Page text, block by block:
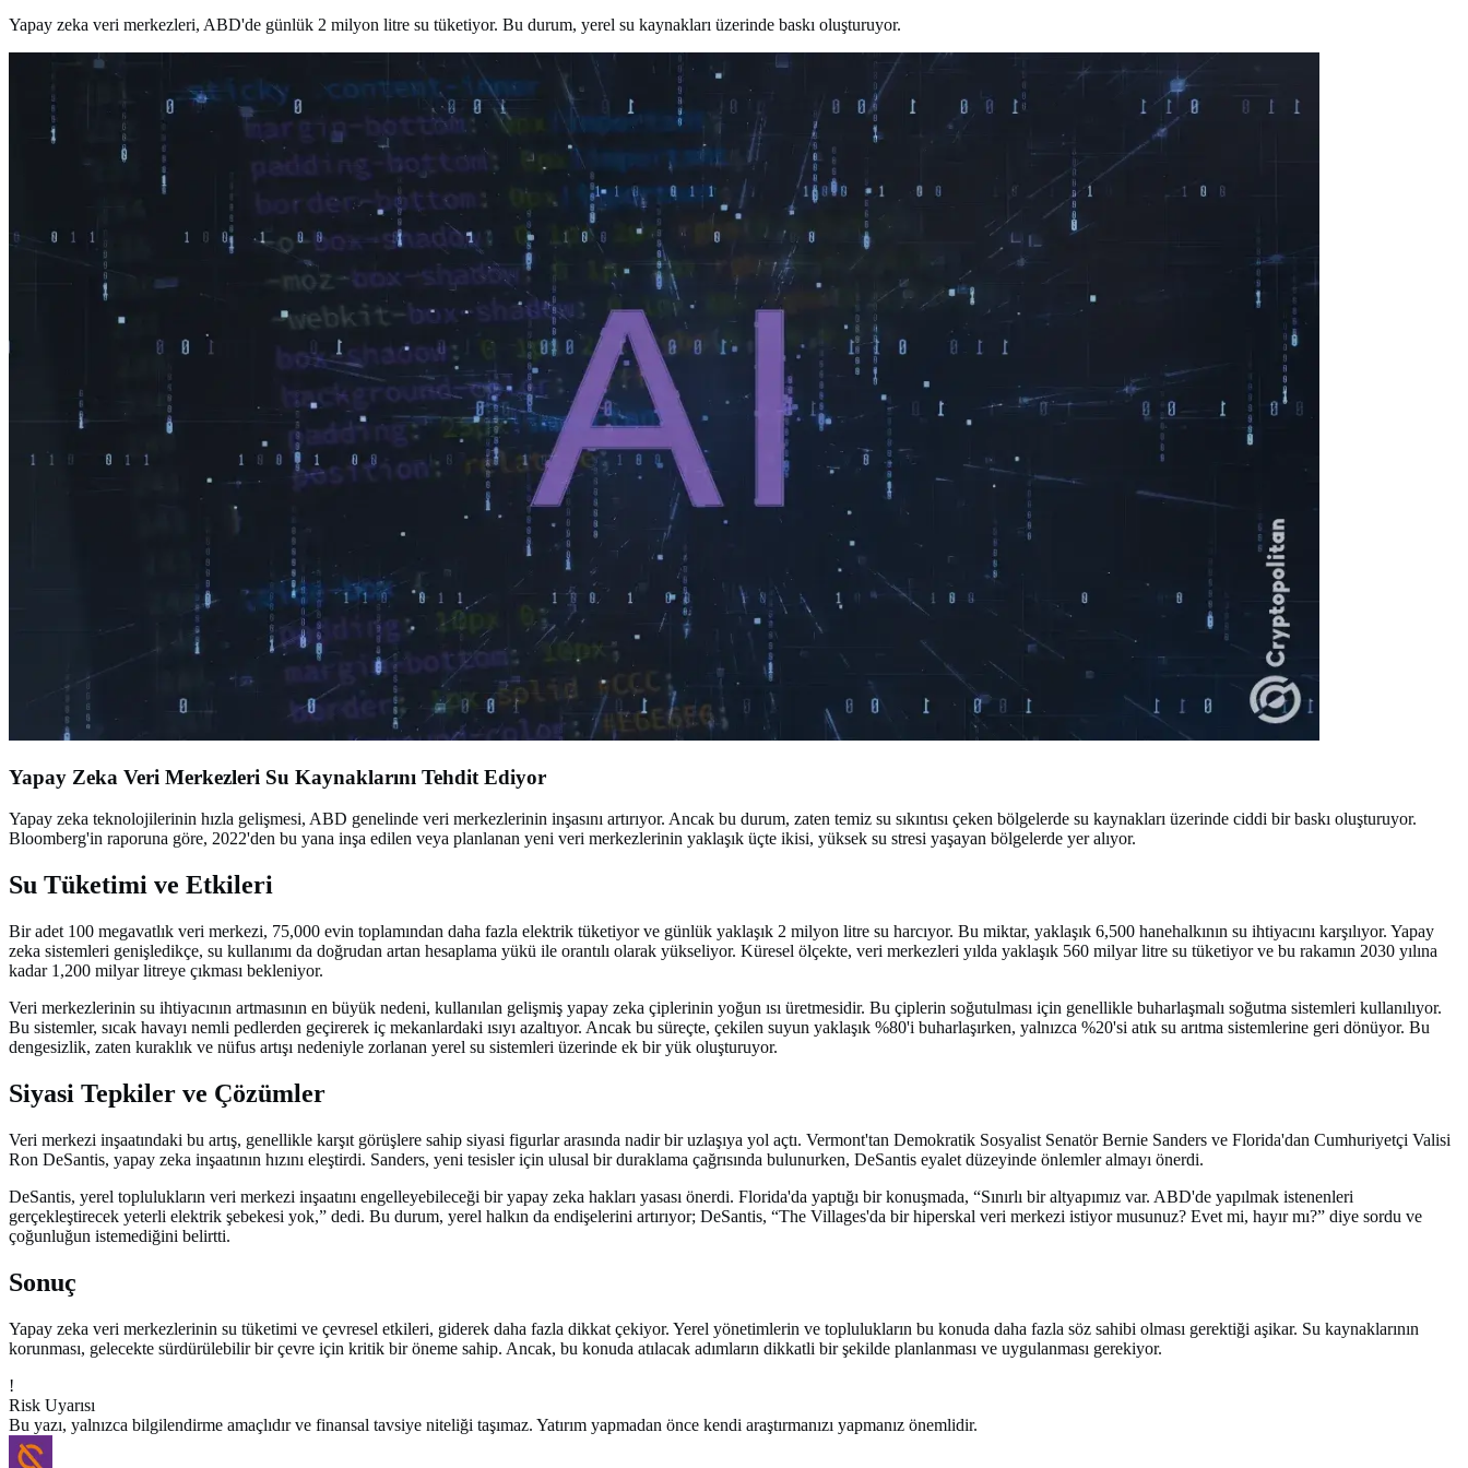
Yapay zeka veri merkezleri, ABD'de günlük 2 milyon litre su tüketiyor. Bu durum, yerel su kaynakları üzerinde baskı oluşturuyor.
Yapay Zeka Veri Merkezleri Su Kaynaklarını Tehdit Ediyor
Yapay zeka teknolojilerinin hızla gelişmesi, ABD genelinde veri merkezlerinin inşasını artırıyor. Ancak bu durum, zaten temiz su sıkıntısı çeken bölgelerde su kaynakları üzerinde ciddi bir baskı oluşturuyor.
Bloomberg'in raporuna göre, 2022'den bu yana inşa edilen veya planlanan yeni veri merkezlerinin yaklaşık üçte ikisi, yüksek su stresi yaşayan bölgelerde yer alıyor.
Su Tüketimi ve Etkileri
Bir adet 100 megavatlık veri merkezi, 75,000 evin toplamından daha fazla elektrik tüketiyor ve günlük yaklaşık 2 milyon litre su harcıyor. Bu miktar, yaklaşık 6,500 hanehalkının su ihtiyacını karşılıyor. Yapay
zeka sistemleri genişledikçe, su kullanımı da doğrudan artan hesaplama yükü ile orantılı olarak yükseliyor. Küresel ölçekte, veri merkezleri yılda yaklaşık 560 milyar litre su tüketiyor ve bu rakamın 2030 yılına
kadar 1,200 milyar litreye çıkması bekleniyor.
Veri merkezlerinin su ihtiyacının artmasının en büyük nedeni, kullanılan gelişmiş yapay zeka çiplerinin yoğun ısı üretmesidir. Bu çiplerin soğutulması için genellikle buharlaşmalı soğutma sistemleri kullanılıyor.
Bu sistemler, sıcak havayı nemli pedlerden geçirerek iç mekanlardaki ısıyı azaltıyor. Ancak bu süreçte, çekilen suyun yaklaşık %80'i buharlaşırken, yalnızca %20'si atık su arıtma sistemlerine geri dönüyor. Bu
dengesizlik, zaten kuraklık ve nüfus artışı nedeniyle zorlanan yerel su sistemleri üzerinde ek bir yük oluşturuyor.
Siyasi Tepkiler ve Çözümler
Veri merkezi inşaatındaki bu artış, genellikle karşıt görüşlere sahip siyasi figurlar arasında nadir bir uzlaşıya yol açtı. Vermont'tan Demokratik Sosyalist Senatör Bernie Sanders ve Florida'dan Cumhuriyetçi Valisi
Ron DeSantis, yapay zeka inşaatının hızını eleştirdi. Sanders, yeni tesisler için ulusal bir duraklama çağrısında bulunurken, DeSantis eyalet düzeyinde önlemler almayı önerdi.
DeSantis, yerel toplulukların veri merkezi inşaatını engelleyebileceği bir yapay zeka hakları yasası önerdi. Florida'da yaptığı bir konuşmada, “Sınırlı bir altyapımız var. ABD'de yapılmak istenenleri
gerçekleştirecek yeterli elektrik şebekesi yok,” dedi. Bu durum, yerel halkın da endişelerini artırıyor; DeSantis, “The Villages'da bir hiperskal veri merkezi istiyor musunuz? Evet mi, hayır mı?” diye sordu ve
çoğunluğun istemediğini belirtti.
Sonuç
Yapay zeka veri merkezlerinin su tüketimi ve çevresel etkileri, giderek daha fazla dikkat çekiyor. Yerel yönetimlerin ve toplulukların bu konuda daha fazla söz sahibi olması gerektiği aşikar. Su kaynaklarının
korunması, gelecekte sürdürülebilir bir çevre için kritik bir öneme sahip. Ancak, bu konuda atılacak adımların dikkatli bir şekilde planlanması ve uygulanması gerekiyor.
!
Risk Uyarısı
Bu yazı, yalnızca bilgilendirme amaçlıdır ve finansal tavsiye niteliği taşımaz. Yatırım yapmadan önce kendi araştırmanızı yapmanız önemlidir.